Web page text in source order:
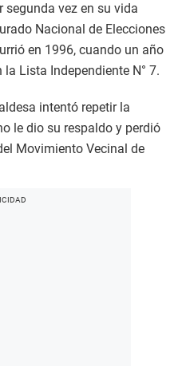
vez en su vida
Nacional de Elecciones
en 1996, cuando un año
Lista Independiente N° 7.
intentó repetir la
le dio su respaldo y perdió
Movimiento Vecinal de